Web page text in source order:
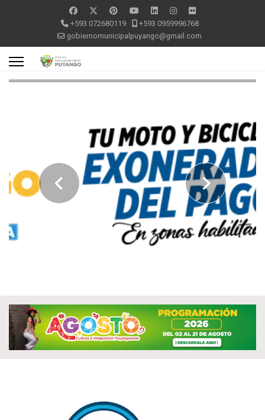
+593 072680119
+593 0959996768
gobiernomunicipalpuyango@gmail.com